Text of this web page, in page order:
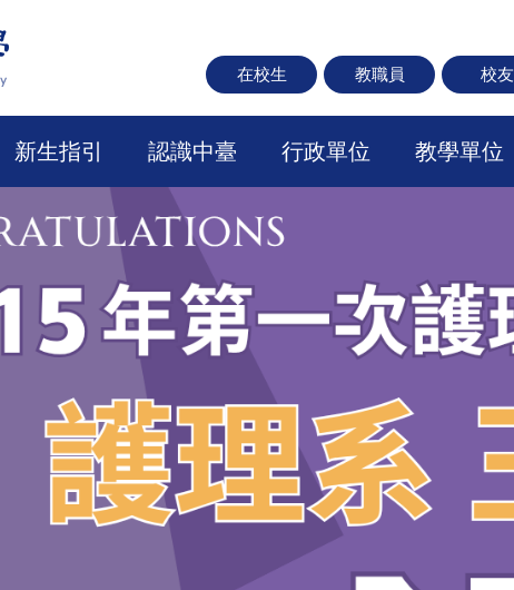
在校生 教職員 校友
新生指引 認識中臺 行政單位 教學單位